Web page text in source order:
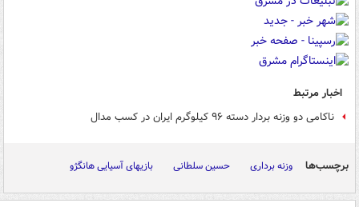
اخبار مرتبط
ناکامی دو وزنه بردار دسته ۹۶ کیلوگرم ایران در کسب مدال
برچسب‌ها وزنه برداری حسین سلطانی بازیهای آسیایی هانگژو